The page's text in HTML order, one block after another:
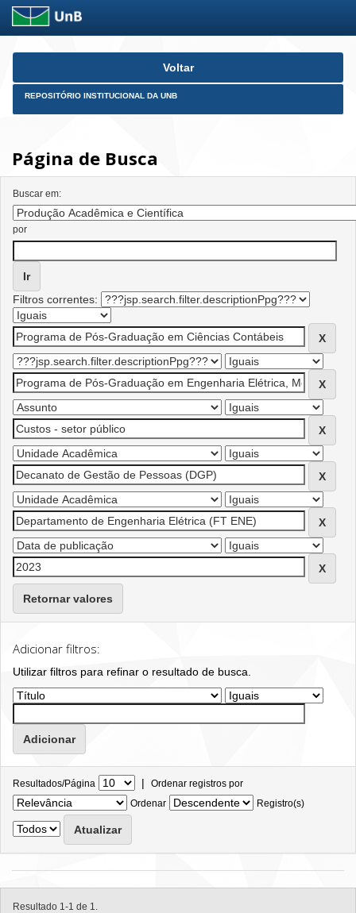
Skip
Voltar
REPOSITÓRIO INSTITUCIONAL DA UNB
Página de Busca
Buscar em:
por
Filtros correntes:
Retornar valores
Adicionar filtros:
Utilizar filtros para refinar o resultado de busca.
Resultados/Página | Ordenar registros por
Ordenar
Registro(s)
Resultado 1-1 de 1.